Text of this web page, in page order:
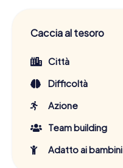
Caccia al tesoro
Città
Difficoltà
Azione
Team building
Adatto ai bambini